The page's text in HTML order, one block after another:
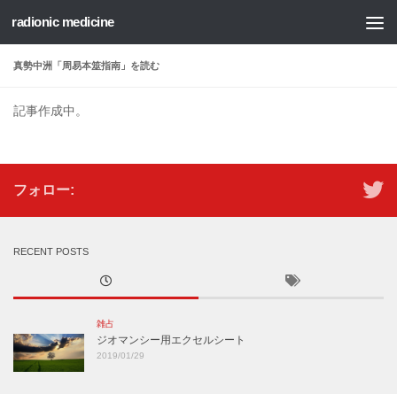
コンテンツへスキップ
radionic medicine
真勢中洲「周易本筮指南」を読む
記事作成中。
フォロー:
RECENT POSTS
雑占
ジオマンシー用エクセルシート
2019/01/29